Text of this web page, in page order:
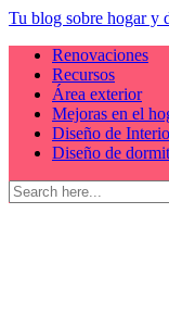
Skip
content
Tu blog sobre hogar y
Renovaciones
Recursos
Área exterior
Mejoras en el
Diseño de
Diseño de